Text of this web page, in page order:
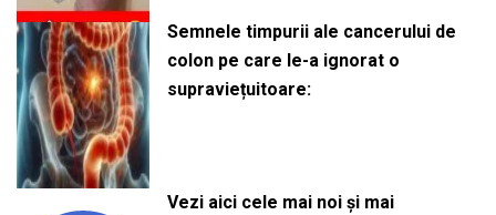
Semnele timpurii ale cancerului de
colon pe care le-a ignorat o
supraviețuitoare:
Vezi aici cele mai noi și mai